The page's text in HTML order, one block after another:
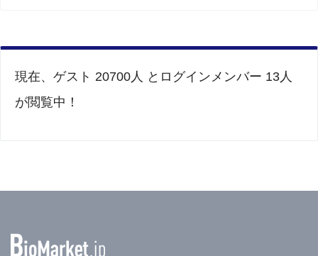
現在、ゲスト 20700人 とログインメンバー 13人
が閲覧中！